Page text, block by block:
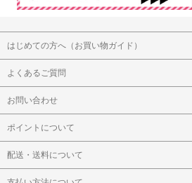
はじめての方へ（お買い物ガイド）
よくあるご質問
お問い合わせ
ポイントについて
配送・送料について